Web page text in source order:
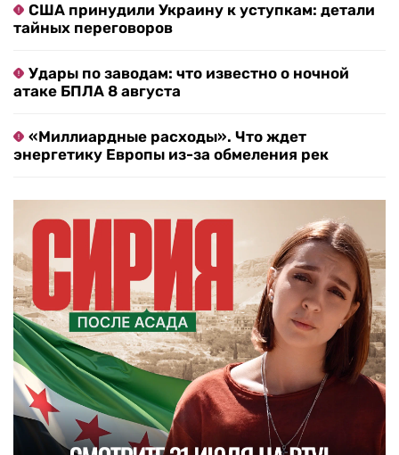
США принудили Украину к уступкам: детали
тайных переговоров
Удары по заводам: что известно о ночной
атаке БПЛА 8 августа
«Миллиардные расходы». Что ждет
энергетику Европы из-за обмеления рек